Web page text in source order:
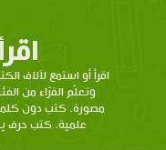
اقرأ أو استمع لآلاف
وتعلّم القرّاء من
مصورة، كتب دون
علمية، كتب حرف